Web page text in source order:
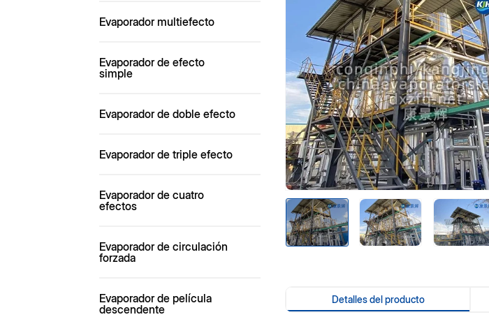
Evaporador multiefecto
Evaporador de efecto
simple
Evaporador de doble efecto
Evaporador de triple efecto
Evaporador de cuatro
efectos
Evaporador de circulación
forzada
Evaporador de película
descendente
Detalles del producto